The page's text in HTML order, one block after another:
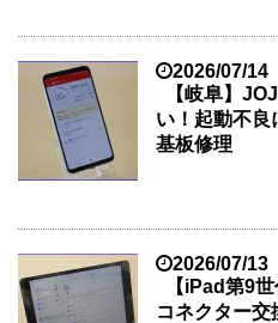
2026/07/14
【岐阜】
い！起動不良
基板修理
2026/07/13
【iPad第9
コネクター交